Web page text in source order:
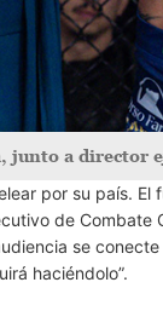
junto a director
por su país.
de Combate
se
haciéndolo”.